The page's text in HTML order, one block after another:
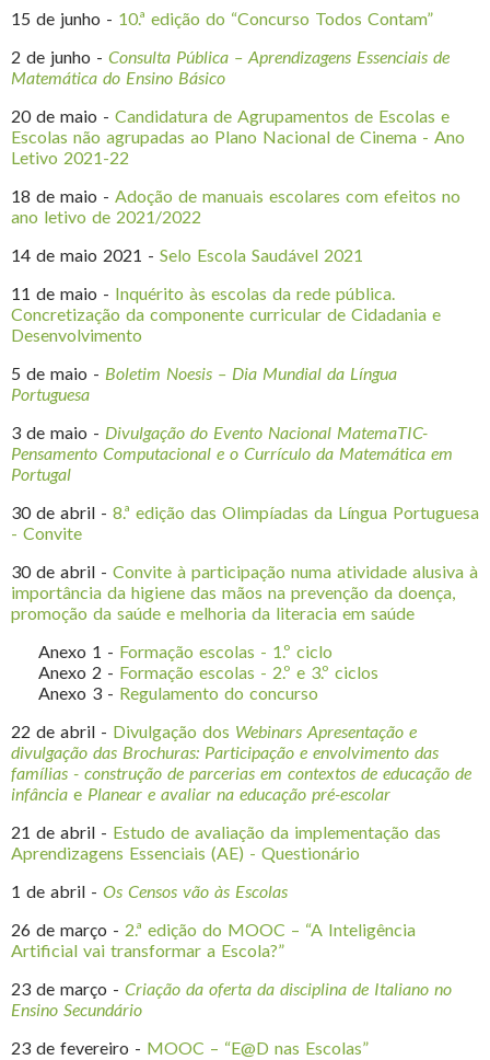
15 de junho - 10.ª edição do “Concurso Todos Contam”
2 de junho - Consulta Pública – Aprendizagens Essenciais de
Matemática do Ensino Básico
20 de maio - Candidatura de Agrupamentos de Escolas e
Escolas não agrupadas ao Plano Nacional de Cinema - Ano
Letivo 2021-22
18 de maio - Adoção de manuais escolares com efeitos no
ano letivo de 2021/2022
14 de maio 2021 - Selo Escola Saudável 2021
11 de maio - Inquérito às escolas da rede pública.
Concretização da componente curricular de Cidadania e
Desenvolvimento
5 de maio - Boletim Noesis – Dia Mundial da Língua
Portuguesa
3 de maio - Divulgação do Evento Nacional MatemaTIC-
Pensamento Computacional e o Currículo da Matemática em
Portugal
30 de abril - 8.ª edição das Olimpíadas da Língua Portuguesa
- Convite
30 de abril - Convite à participação numa atividade alusiva à
importância da higiene das mãos na prevenção da doença,
promoção da saúde e melhoria da literacia em saúde
Anexo 1 - Formação escolas - 1.º ciclo
Anexo 2 - Formação escolas - 2.º e 3.º ciclos
Anexo 3 - Regulamento do concurso
22 de abril - Divulgação dos Webinars Apresentação e
divulgação das Brochuras: Participação e envolvimento das
famílias - construção de parcerias em contextos de educação de
infância e Planear e avaliar na educação pré-escolar
21 de abril - Estudo de avaliação da implementação das
Aprendizagens Essenciais (AE) - Questionário
1 de abril - Os Censos vão às Escolas
26 de março - 2.ª edição do MOOC – “A Inteligência
Artificial vai transformar a Escola?”
23 de março - Criação da oferta da disciplina de Italiano no
Ensino Secundário
23 de fevereiro - MOOC – “E@D nas Escolas”